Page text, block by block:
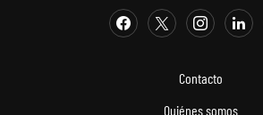
Contacto
Quiénes somos